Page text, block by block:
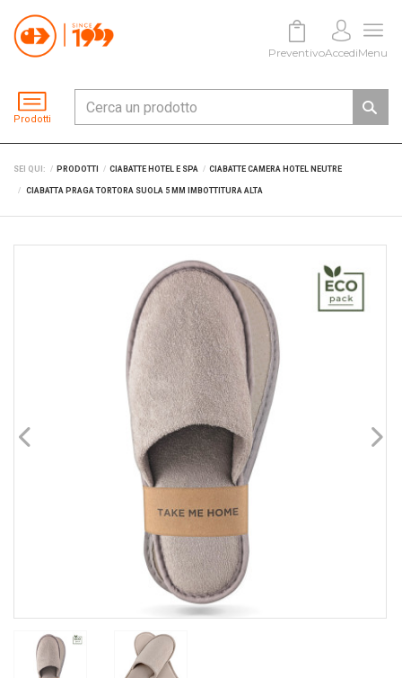
Prodotti
PreventivoAccediMenu
SEI QUI: PRODOTTI CIABATTE HOTEL E SPA CIABATTE CAMERA HOTEL NEUTRE
CIABATTA PRAGA TORTORA SUOLA 5 MM IMBOTTITURA ALTA